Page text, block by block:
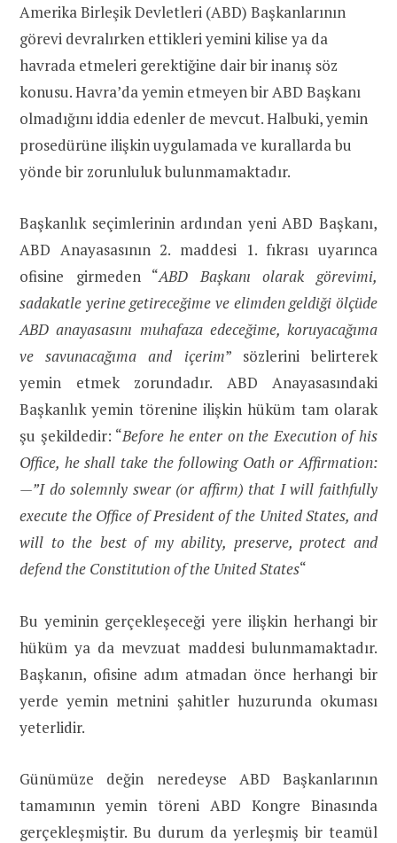
Amerika Birleşik Devletleri (ABD) Başkanlarının
görevi devralırken ettikleri yemini kilise ya da
havrada etmeleri gerektiğine dair bir inanış söz
konusu. Havra’da yemin etmeyen bir ABD Başkanı
olmadığını iddia edenler de mevcut. Halbuki, yemin
prosedürüne ilişkin uygulamada ve kurallarda bu
yönde bir zorunluluk bulunmamaktadır.
Başkanlık seçimlerinin ardından yeni ABD Başkanı,
ABD Anayasasının 2. maddesi 1. fıkrası uyarınca
ofisine girmeden “ABD Başkanı olarak görevimi,
sadakatle yerine getireceğime ve elimden geldiği ölçüde
ABD anayasasını muhafaza edeceğime, koruyacağıma
ve savunacağıma and içerim” sözlerini belirterek
yemin etmek zorundadır. ABD Anayasasındaki
Başkanlık yemin törenine ilişkin hüküm tam olarak
şu şekildedir: “Before he enter on the Execution of his
Office, he shall take the following Oath or Affirmation:
—”I do solemnly swear (or affirm) that I will faithfully
execute the Office of President of the United States, and
will to the best of my ability, preserve, protect and
defend the Constitution of the United States“
Bu yeminin gerçekleşeceği yere ilişkin herhangi bir
hüküm ya da mevzuat maddesi bulunmamaktadır.
Başkanın, ofisine adım atmadan önce herhangi bir
yerde yemin metnini şahitler huzurunda okuması
yeterlidir.
Günümüze değin neredeyse ABD Başkanlarının
tamamının yemin töreni ABD Kongre Binasında
gerçekleşmiştir. Bu durum da yerleşmiş bir teamül